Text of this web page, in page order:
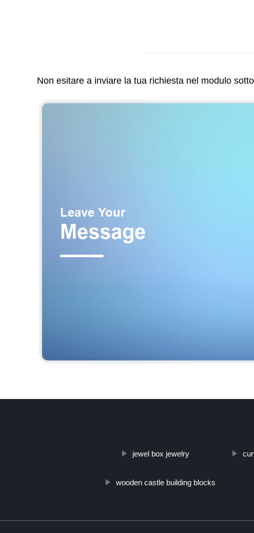
Non esitare a inviare la tua richiesta nel modulo
jewel box jewelry
wooden castle building blocks